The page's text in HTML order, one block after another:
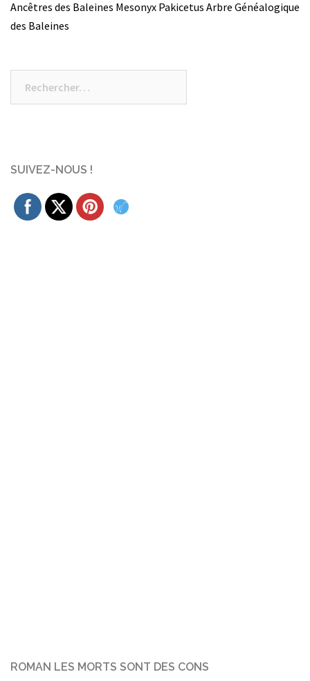
Ancêtres des Baleines Mesonyx Pakicetus Arbre Généalogique
des Baleines
SUIVEZ-NOUS !
ROMAN LES MORTS SONT DES CONS